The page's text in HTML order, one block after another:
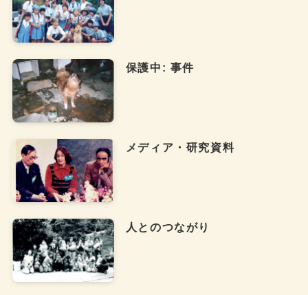
保護中: 事件
メディア・研究資料
人とのつながり